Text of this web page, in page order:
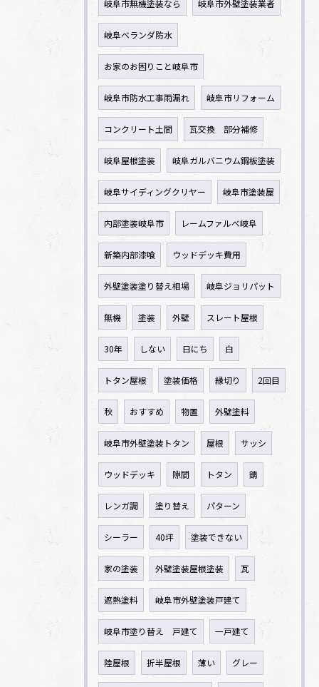
岐阜市無機塗装なら 岐阜市外壁塗装業者
岐阜ベランダ防水
お家のお困りこと岐阜市
岐阜市防水工事雨漏れ 岐阜市リフォーム
コンクリート土間 瓦交換 部分補修
岐阜屋根塗装 岐阜ガルバニウム鋼板塗装
岐阜サイディングクリヤー 岐阜市塗装屋
内部塗装岐阜市 レームファルべ岐阜
新築内部漆喰 ウッドデッキ費用
外壁塗装塗り替え相場 岐阜ジョリパット
無機 塗装 外壁 スレート屋根
30年 しない 日にち 白
トタン屋根 塗装価格 縁切り 2回目
秋 おすすめ 物置 外壁塗料
岐阜市外壁塗装トタン 屋根 サッシ
ウッドデッキ 隙間 トタン 錆
レンガ調 塗り替え パターン
シーラー 40坪 塗装できない
家の塗装 外壁塗装屋根塗装 瓦
遮熱塗料 岐阜市外壁塗装戸建て
岐阜市塗り替え 戸建て 一戸建て
陸屋根 折半屋根 薄い グレー